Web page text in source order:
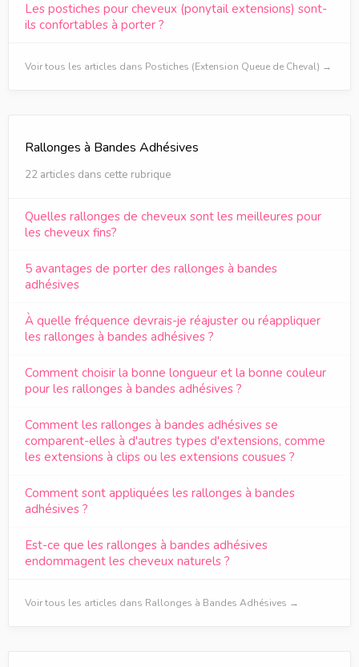
Les postiches pour cheveux (ponytail extensions) sont-
ils confortables à porter ?
Voir tous les articles dans Postiches (Extension Queue de Cheval) →
Rallonges à Bandes Adhésives
22 articles dans cette rubrique
Quelles rallonges de cheveux sont les meilleures pour
les cheveux fins?
5 avantages de porter des rallonges à bandes
adhésives
À quelle fréquence devrais-je réajuster ou réappliquer
les rallonges à bandes adhésives ?
Comment choisir la bonne longueur et la bonne couleur
pour les rallonges à bandes adhésives ?
Comment les rallonges à bandes adhésives se
comparent-elles à d'autres types d'extensions, comme
les extensions à clips ou les extensions cousues ?
Comment sont appliquées les rallonges à bandes
adhésives ?
Est-ce que les rallonges à bandes adhésives
endommagent les cheveux naturels ?
Voir tous les articles dans Rallonges à Bandes Adhésives →